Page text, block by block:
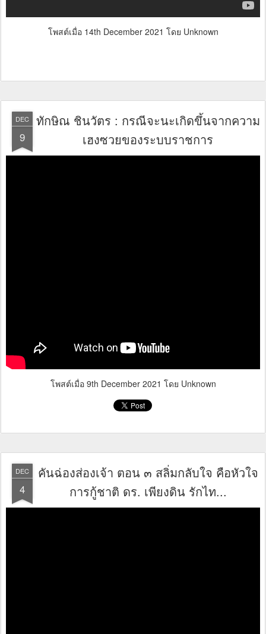
โพสต์เมื่อ 14th December 2021 โดย Unknown
DEC
9
ทักษิณ ชินวัตร : กรณีจะนะเกิดขึ้นจากความ
เฮงซวยของระบบราชการ
โพสต์เมื่อ 9th December 2021 โดย Unknown
DEC
4
คันฉ่องส่องเจ้า ตอน ๓ สลิ่มกลับใจ คือหัวใจ
การกู้ชาติ ดร. เพียงดิน รักไท...